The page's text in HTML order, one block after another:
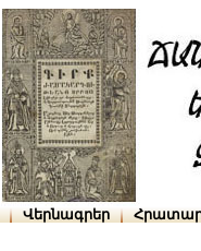
Վերնագրեր